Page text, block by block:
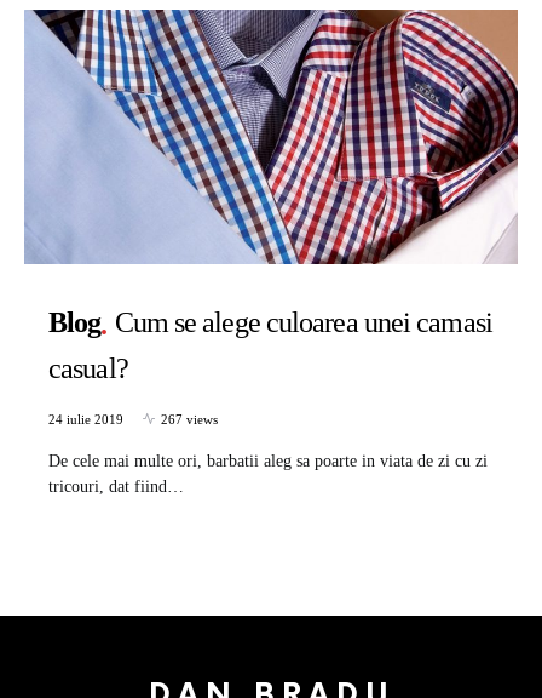
Blog Cum se alege culoarea unei camasi
casual?
24 iulie 2019 267 views
De cele mai multe ori, barbatii aleg sa poarte in viata de zi cu zi
tricouri, dat fiind…